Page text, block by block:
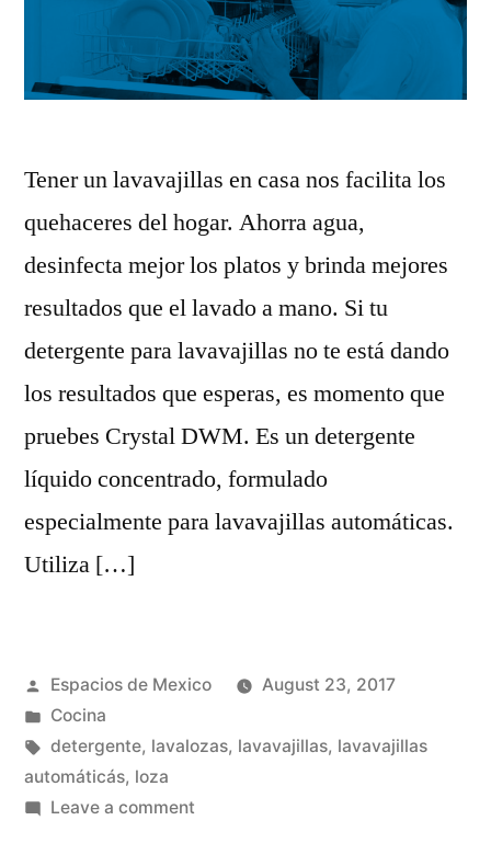
Tener un lavavajillas en casa nos facilita los
quehaceres del hogar. Ahorra agua,
desinfecta mejor los platos y brinda mejores
resultados que el lavado a mano. Si tu
detergente para lavavajillas no te está dando
los resultados que esperas, es momento que
pruebes Crystal DWM. Es un detergente
líquido concentrado, formulado
especialmente para lavavajillas automáticas.
Utiliza […]
Posted
by
Espacios de Mexico
August 23, 2017
Posted
in
Cocina
Tags:
detergente, lavalozas, lavavajillas, lavavajillas
automáticás, loza
Leave a commenton